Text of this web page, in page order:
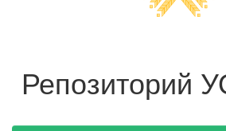
Репозиторий